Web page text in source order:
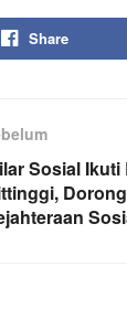
Share
Sosial